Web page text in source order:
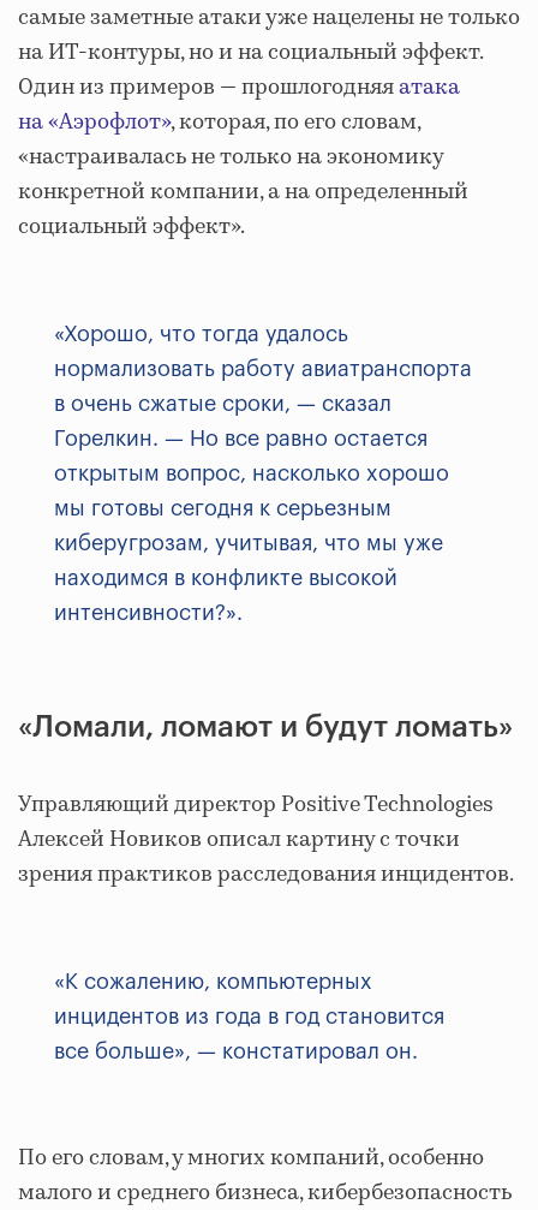
самые заметные атаки уже нацелены не только
на ИТ‑контуры, но и на социальный эффект.
Один из примеров — прошлогодняяатака
на «Аэрофлот», которая, по его словам,
«настраивалась не только на экономику
конкретной компании, а на определенный
социальный эффект».
«Хорошо, что тогда удалось
нормализовать работу авиатранспорта
в очень сжатые сроки, — сказал
Горелкин. — Но все равно остается
открытым вопрос, насколько хорошо
мы готовы сегодня к серьезным
киберугрозам, учитывая, что мы уже
находимся в конфликте высокой
интенсивности?».
«Ломали, ломают и будут ломать»
Управляющий директор Positive Technologies
Алексей Новиков описал картину с точки
зрения практиков расследования инцидентов.
«К сожалению, компьютерных
инцидентов из года в год становится
все больше», — констатировал он.
По его словам, у многих компаний, особенно
малого и среднего бизнеса, кибербезопасность